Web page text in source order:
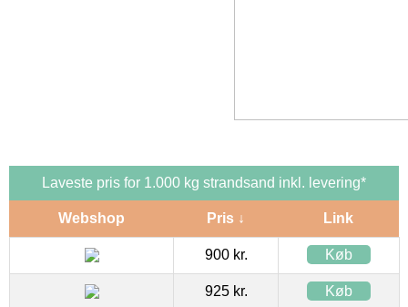
Laveste pris for 1.000 kg strandsand inkl. levering*
Webshop Pris ↓ Link
900 kr. Køb
925 kr. Køb